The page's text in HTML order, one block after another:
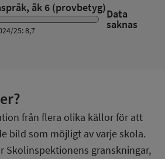
åk 6 (provbetyg)Data
saknas
25: 8,7
från flera olika källor för att
bild som möjligt av varje skola.
Skolinspektionens granskningar,